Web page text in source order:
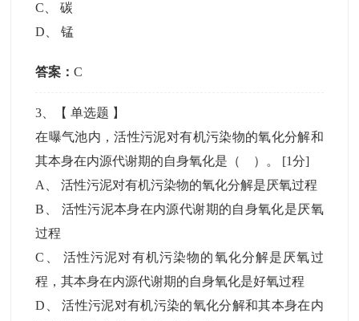
C 、碳
D 、锰
答案：C
3 、【单选题 】
在曝气池内，活性污泥对有机污染物的氧化分解和
其本身在内源代谢期的自身氧化是（ ）。 [1分]
A
、活性污泥对有机污染物的氧化分解是厌氧过程
B
活性污泥本身在内源代谢期的自身氧化是厌氧
过程
C
活性污泥对有机污染物的氧化分解是厌氧过
程，其本身在内源代谢期的自身氧化是好氧过程
D 、活性污泥对有机污染的氧化分解和其本身在内